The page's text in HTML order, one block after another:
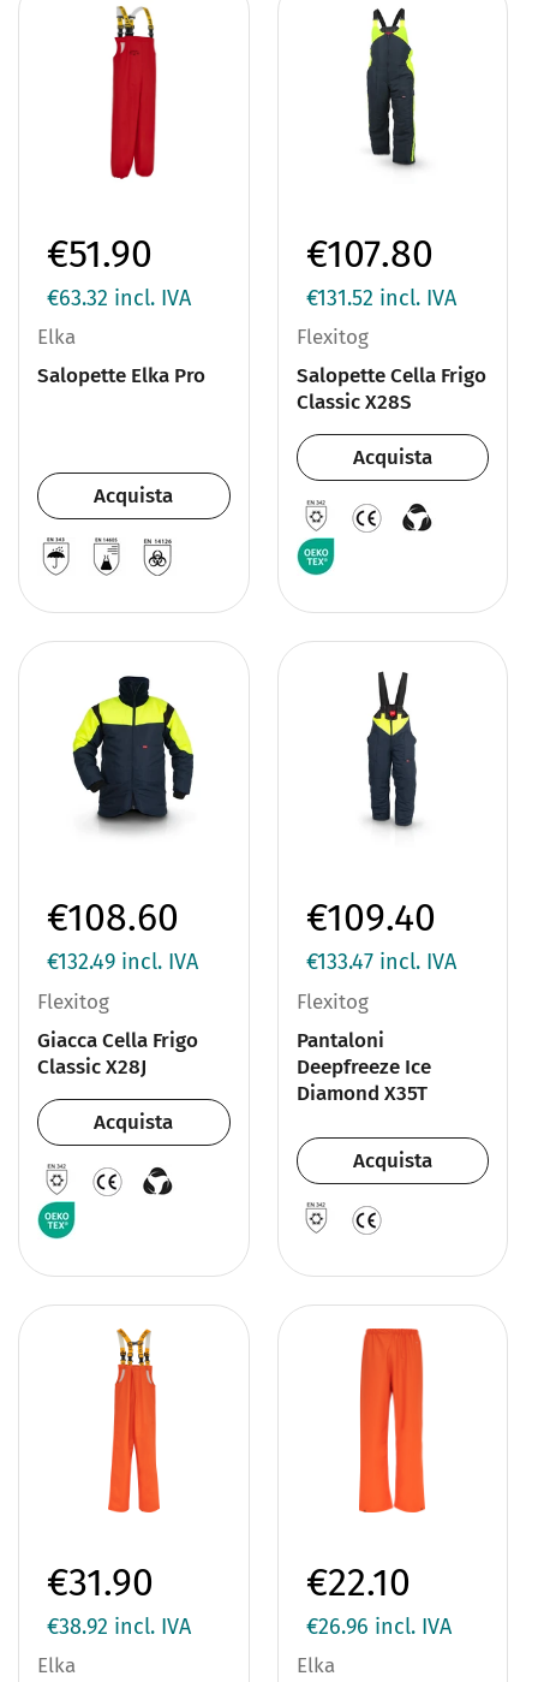
€51.90
€63.32 incl. IVA
Elka
Salopette Elka Pro
Acquista
€107.80
€131.52 incl. IVA
Flexitog
Salopette Cella Frigo
Classic X28S
Acquista
€108.60
€132.49 incl. IVA
Flexitog
Giacca Cella Frigo
Classic X28J
Acquista
€109.40
€133.47incl. IVA
Flexitog
Pantaloni
Deepfreeze Ice
Diamond X35T
Acquista
€31.90
€38.92 incl. IVA
Elka
€22.10
€26.96 incl. IVA
Elka